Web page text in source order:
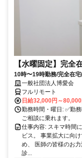
【水曜固定】完全
10時〜19時勤務/完全在
業務一般社団法人博愛会
フルリモート
日給32,000円～
勤務時間・曜日: ✅勤
ご相談に乗れます。
仕事内容: スキマ時間
ビス。 事業拡大に向
め、 医師の皆様のお
診...